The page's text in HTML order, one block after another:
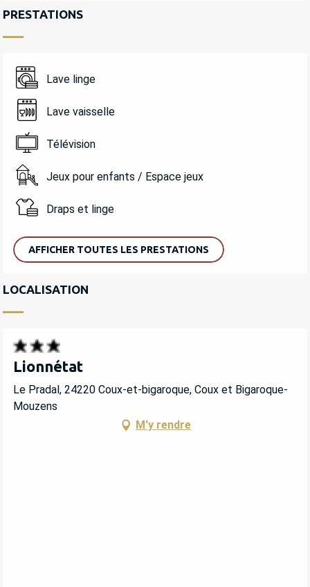
PRESTATIONS
Lave linge
Lave vaisselle
Télévision
Jeux pour enfants / Espace jeux
Draps et linge
AFFICHER TOUTES LES PRESTATIONS
LOCALISATION
Lionnétat
Le Pradal, 24220 Coux-et-bigaroque, Coux et Bigaroque-
Mouzens
M'y rendre